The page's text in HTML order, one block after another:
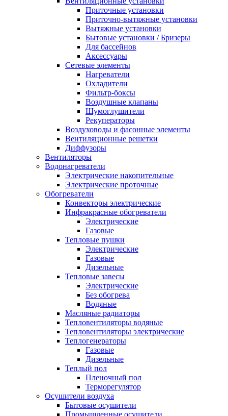
Приточные установки
Приточно-вытяжные установки
Вытяжные установки
Бытовые установки / Бризеры
Для бассейнов
Аксессуары
Сетевые элементы
Нагреватели
Охладители
Фильтр-боксы
Воздушные клапаны
Шумоглушители
Рекуператоры
Воздуховоды и фасонные элементы
Вентиляционные решетки
Диффузоры
Вентиляторы
Водонагреватели
Электрические накопительные
Электрические проточные
Обогреватели
Конвекторы электрические
Инфракрасные обогреватели
Электрические
Газовые
Тепловые пушки
Электрические
Газовые
Дизельные
Тепловые завесы
Электрические
Без обогрева
Водяные
Масляные радиаторы
Тепловентиляторы водяные
Тепловентиляторы электрические
Теплогенераторы
Газовые
Дизельные
Теплый пол
Пленочный пол
Терморегулятор
Осушители воздуха
Бытовые осушители
Промышленные осушители